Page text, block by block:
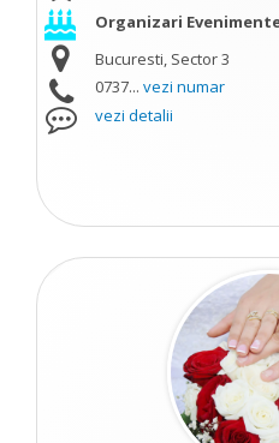
Organizari
Bucuresti, Sector 3
0737... vezi numar
vezi detalii